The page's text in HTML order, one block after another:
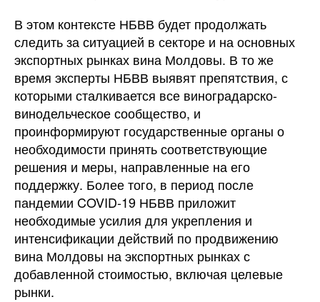
В этом контексте НБВВ будет продолжать
следить за ситуацией в секторе и на основных
экспортных рынках вина Молдовы. В то же
время эксперты НБВВ выявят препятствия, с
которыми сталкивается все виноградарско-
винодельческое сообщество, и
проинформируют государственные органы о
необходимости принять соответствующие
решения и меры, направленные на его
поддержку. Более того, в период после
пандемии COVID-19 НБВВ приложит
необходимые усилия для укрепления и
интенсификации действий по продвижению
вина Молдовы на экспортных рынках с
добавленной стоимостью, включая целевые
рынки.